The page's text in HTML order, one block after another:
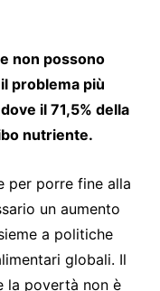
non possono
problema più
il 71,5% della
nutriente​.
per porre fine alla
un aumento
a politiche
globali. Il
la povertà non è